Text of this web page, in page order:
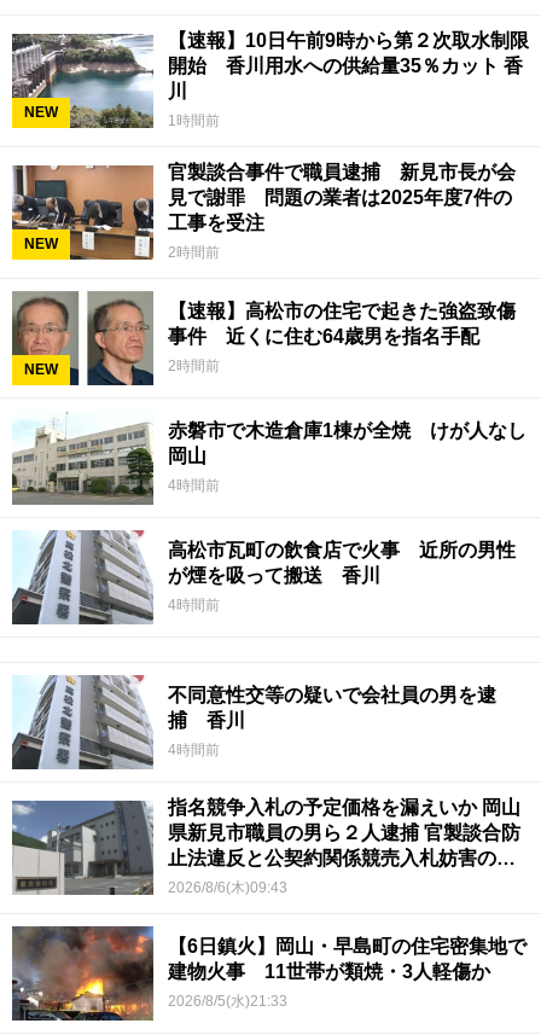
NEW
【速報】10日午前9時から第２次取水制限
開始 香川用水への供給量35％カット 香
川
1時間前
NEW
官製談合事件で職員逮捕 新見市長が会
見で謝罪 問題の業者は2025年度7件の
工事を受注
2時間前
NEW
【速報】高松市の住宅で起きた強盗致傷
事件 近くに住む64歳男を指名手配
2時間前
赤磐市で木造倉庫1棟が全焼 けが人なし
岡山
4時間前
高松市瓦町の飲食店で火事 近所の男性
が煙を吸って搬送 香川
4時間前
不同意性交等の疑いで会社員の男を逮
捕 香川
4時間前
指名競争入札の予定価格を漏えいか 岡山
県新見市職員の男ら２人逮捕 官製談合防
止法違反と公契約関係競売入札妨害の疑
い
2026/8/6(木)09:43
【6日鎮火】岡山・早島町の住宅密集地で
建物火事 11世帯が類焼・3人軽傷か
2026/8/5(水)21:33